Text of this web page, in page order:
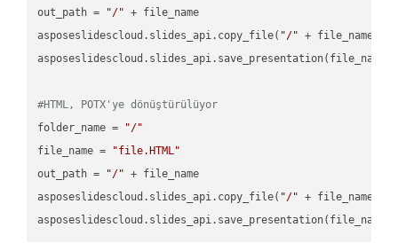
out_path =
"/" + file_name
asposeslidescloud.slides_api.copy_file( "/" + file_name,
#HTML, POTX'ye dönüştürülüyor
folder_name =
"/"
file_name =
"file.HTML"
out_path =
"/" + file_name
asposeslidescloud.slides_api.copy_file( "/" + file_name,